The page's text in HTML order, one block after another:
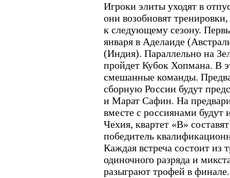
Игроки элиты уходят в
они возобновят
к следующему сезону.
января в Аделаиде
(Индия). Параллельно на
пройдет Кубок Хопмана. В
смешанные команды.
сборную России будут
и Марат Сафин. На
вместе с россиянами
Чехия, квартет «В»
победитель
Каждая встреча состоит из
одиночного разряда и
разыграют трофей в финале.